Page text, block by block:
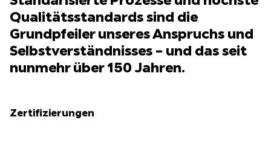
Qualitätsstandards sind die
Grundpfeiler unseres Anspruchs und
Selbstverständnisses – und das seit
nunmehr über 150 Jahren.
Zertifizierungen